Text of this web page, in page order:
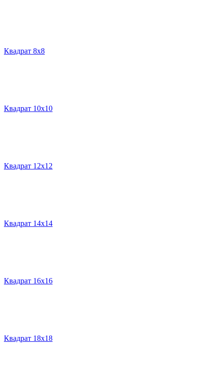
Квадрат 8х8
Квадрат 10х10
Квадрат 12х12
Квадрат 14х14
Квадрат 16х16
Квадрат 18х18